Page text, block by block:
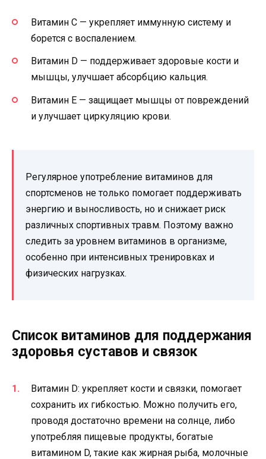
Витамин С — укрепляет иммунную систему и
борется с воспалением.
Витамин D — поддерживает здоровые кости и
мышцы, улучшает абсорбцию кальция.
Витамин E — защищает мышцы от повреждений
и улучшает циркуляцию крови.
Регулярное употребление витаминов для
спортсменов не только помогает поддерживать
энергию и выносливость, но и снижает риск
различных спортивных травм. Поэтому важно
следить за уровнем витаминов в организме,
особенно при интенсивных тренировках и
физических нагрузках.
Список витаминов для поддержания
здоровья суставов и связок
Витамин D: укрепляет кости и связки, помогает
сохранить их гибкостью. Можно получить его,
проводя достаточно времени на солнце, либо
употребляя пищевые продукты, богатые
витамином D, такие как жирная рыба, молочные